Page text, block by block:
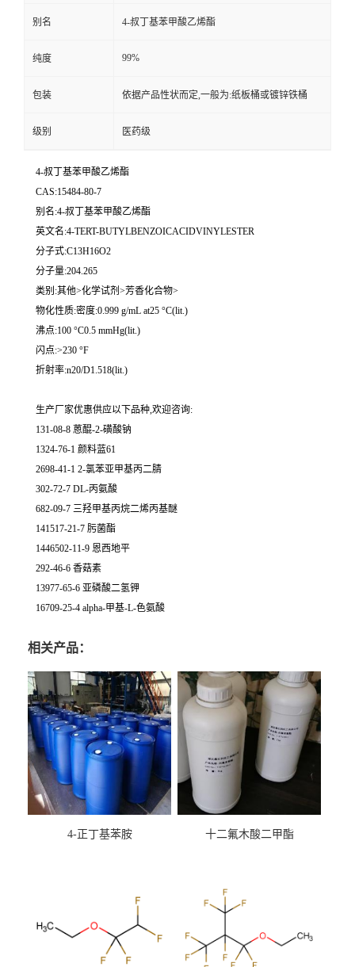
别名 4-叔丁基苯甲酸乙烯酯
纯度 99%
包装 依据产品性状而定,一般为:纸板桶或镀锌铁桶
级别 医药级
4-叔丁基苯甲酸乙烯酯
CAS:15484-80-7
别名:4-叔丁基苯甲酸乙烯酯
英文名:4-TERT-BUTYLBENZOICACIDVINYLESTER
分子式:C13H16O2
分子量:204.265
类别:其他>化学试剂>芳香化合物>
物化性质:密度:0.999 g/mL at25 °C(lit.)
沸点:100 °C0.5 mmHg(lit.)
闪点:>230 °F
折射率:n20/D1.518(lit.)
生产厂家优惠供应以下品种,欢迎咨询:
131-08-8 蒽醌-2-磺酸钠
1324-76-1 颜料蓝61
2698-41-1 2-氯苯亚甲基丙二腈
302-72-7 DL-丙氨酸
682-09-7 三羟甲基丙烷二烯丙基醚
141517-21-7 肟菌酯
1446502-11-9 恩西地平
292-46-6 香菇素
13977-65-6 亚磷酸二氢钾
16709-25-4 alpha-甲基-L-色氨酸
相关产品：
4-正丁基苯胺 十二氟木酸二甲酯